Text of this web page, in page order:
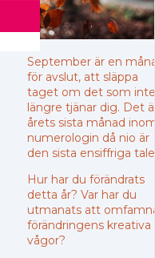
September är en
för avslut, att släppa
taget om det som inte
längre tjänar dig. Det
årets sista månad
numerologin då nio är
den sista ensiffriga
Hur har du förändrats
detta år? Var har du
utmanats att
förändringens kreativa
vågor?